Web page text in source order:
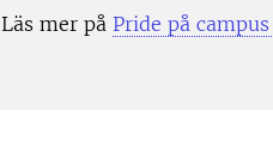
Läs mer på Pride på campus